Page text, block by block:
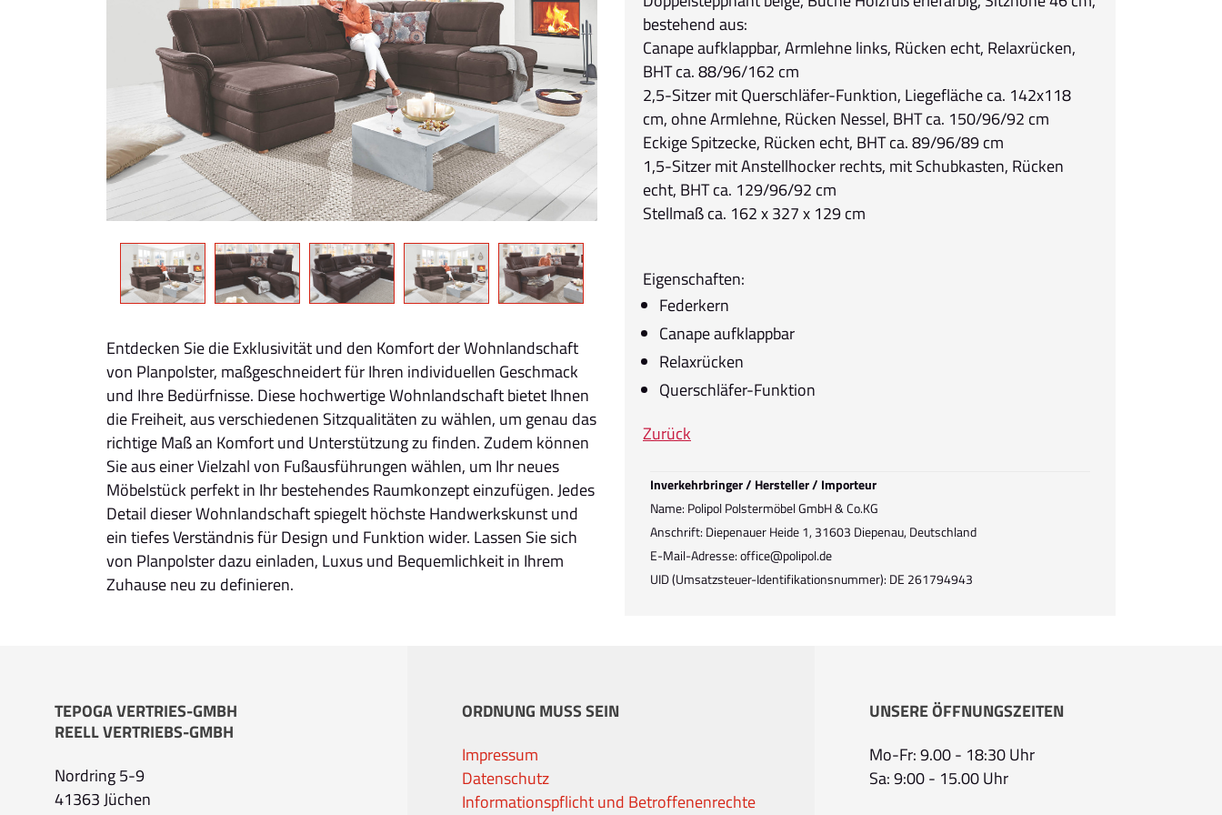
Entdecken Sie die Exklusivität und den Komfort der Wohnlandschaft
von Planpolster, maßgeschneidert für Ihren individuellen Geschmack
und Ihre Bedürfnisse. Diese hochwertige Wohnlandschaft bietet Ihnen
die Freiheit, aus verschiedenen Sitzqualitäten zu wählen, um genau das
richtige Maß an Komfort und Unterstützung zu finden. Zudem können
Sie aus einer Vielzahl von Fußausführungen wählen, um Ihr neues
Möbelstück perfekt in Ihr bestehendes Raumkonzept einzufügen. Jedes
Detail dieser Wohnlandschaft spiegelt höchste Handwerkskunst und
ein tiefes Verständnis für Design und Funktion wider. Lassen Sie sich
von Planpolster dazu einladen, Luxus und Bequemlichkeit in Ihrem
Zuhause neu zu definieren.
bestehend aus:
Canape aufklappbar, Armlehne links, Rücken echt, Relaxrücken,
BHT ca. 88/96/162 cm
2,5-Sitzer mit Querschläfer-Funktion, Liegefläche ca. 142x118
cm, ohne Armlehne, Rücken Nessel, BHT ca. 150/96/92 cm
Eckige Spitzecke, Rücken echt, BHT ca. 89/96/89 cm
1,5-Sitzer mit Anstellhocker rechts, mit Schubkasten, Rücken
echt, BHT ca. 129/96/92 cm
Stellmaß ca. 162 x 327 x 129 cm
Eigenschaften:
Federkern
Canape aufklappbar
Relaxrücken
Querschläfer-Funktion
Zurück
Inverkehrbringer / Hersteller / Importeur
Name: Polipol Polstermöbel GmbH & Co.KG
Anschrift: Diepenauer Heide 1, 31603 Diepenau, Deutschland
E-Mail-Adresse: office@polipol.de
UID (Umsatzsteuer-Identifikationsnummer): DE 261794943
TEPOGA VERTRIES-GMBH
REELL VERTRIEBS-GMBH
Nordring 5-9
41363 Jüchen
ORDNUNG MUSS SEIN
Impressum
Datenschutz
Informationspflicht und Betroffenenrechte
UNSERE ÖFFNUNGSZEITEN
Mo-Fr: 9.00 - 18:30 Uhr
Sa: 9:00 - 15.00 Uhr